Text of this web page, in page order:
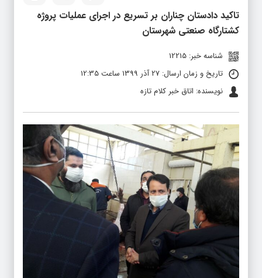
تاکید دادستان چناران بر تسریع در اجرای عملیات پروژه
کشتارگاه صنعتی شهرستان
شناسه خبر: 12215
تاریخ و زمان ارسال: 27 آذر 1399 ساعت 12:35
نویسنده: اتاق خبر کلام تازه